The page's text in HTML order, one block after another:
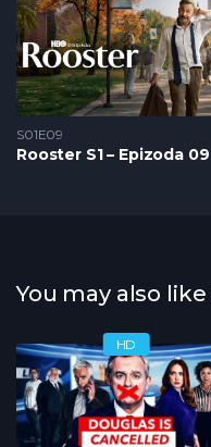
S01E09
Rooster S1 – Epizoda 09
You may also
HD